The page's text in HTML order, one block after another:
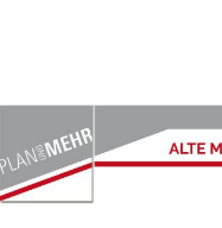
Inhalt
springen
Mehr.at
–
PLAN
und
MEHR
GmbH
sind